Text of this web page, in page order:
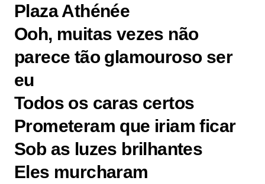
Plaza Athénée
Ooh, muitas vezes não
parece tão glamouroso ser
eu
Todos os caras certos
Prometeram que iriam ficar
Sob as luzes brilhantes
Eles murcharam